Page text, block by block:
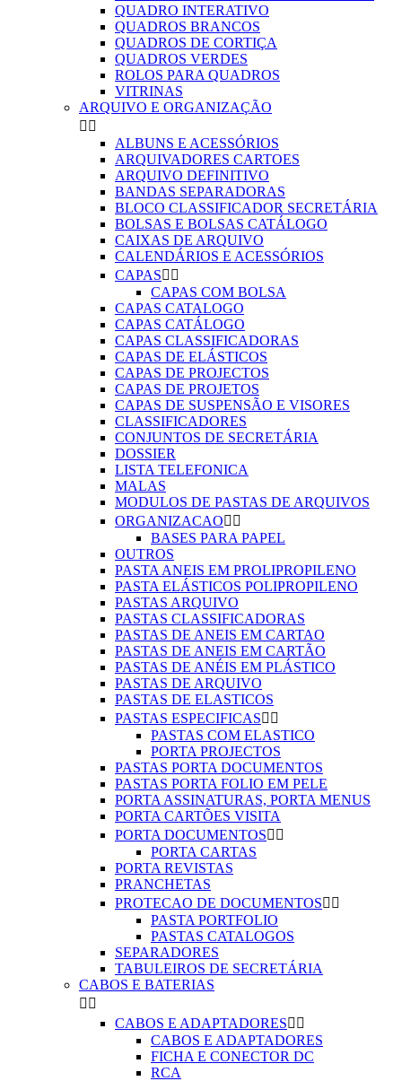
QUADRO INTERATIVO
QUADROS BRANCOS
QUADROS DE CORTIÇA
QUADROS VERDES
ROLOS PARA QUADROS
VITRINAS
ARQUIVO E ORGANIZAÇÃO
 
ALBUNS E ACESSÓRIOS
ARQUIVADORES CARTOES
ARQUIVO DEFINITIVO
BANDAS SEPARADORAS
BLOCO CLASSIFICADOR SECRETÁRIA
BOLSAS E BOLSAS CATÁLOGO
CAIXAS DE ARQUIVO
CALENDÁRIOS E ACESSÓRIOS
CAPAS 
CAPAS COM BOLSA
CAPAS CATALOGO
CAPAS CATÁLOGO
CAPAS CLASSIFICADORAS
CAPAS DE ELÁSTICOS
CAPAS DE PROJECTOS
CAPAS DE PROJETOS
CAPAS DE SUSPENSÃO E VISORES
CLASSIFICADORES
CONJUNTOS DE SECRETÁRIA
DOSSIER
LISTA TELEFONICA
MALAS
MODULOS DE PASTAS DE ARQUIVOS
ORGANIZACAO 
BASES PARA PAPEL
OUTROS
PASTA ANEIS EM PROLIPROPILENO
PASTA ELÁSTICOS POLIPROPILENO
PASTAS ARQUIVO
PASTAS CLASSIFICADORAS
PASTAS DE ANEIS EM CARTAO
PASTAS DE ANEIS EM CARTÃO
PASTAS DE ANÉIS EM PLÁSTICO
PASTAS DE ARQUIVO
PASTAS DE ELASTICOS
PASTAS ESPECIFICAS 
PASTAS COM ELASTICO
PORTA PROJECTOS
PASTAS PORTA DOCUMENTOS
PASTAS PORTA FOLIO EM PELE
PORTA ASSINATURAS, PORTA MENUS
PORTA CARTÕES VISITA
PORTA DOCUMENTOS 
PORTA CARTAS
PORTA REVISTAS
PRANCHETAS
PROTECAO DE DOCUMENTOS 
PASTA PORTFOLIO
PASTAS CATALOGOS
SEPARADORES
TABULEIROS DE SECRETÁRIA
CABOS E BATERIAS
 
CABOS E ADAPTADORES 
CABOS E ADAPTADORES
FICHA E CONECTOR DC
RCA